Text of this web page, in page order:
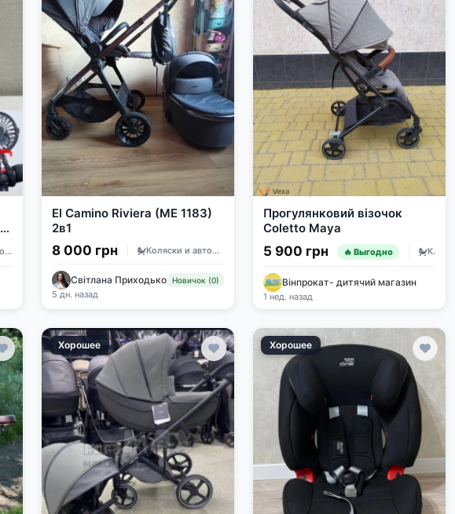
Коляски и автокресла
El Camino Riviera (ME 1183)
2в1
8 000 грн Коляски и автокресла
Світлана Приходько Новичок (0)
5 дн. назад
Прогулянковий візочок
Coletto Maya
5 900 грн 🔥 Выгодно Коляски и автокресла
Вінпрокат- дитячий магазин
1 нед. назад
Хорошее Хорошее